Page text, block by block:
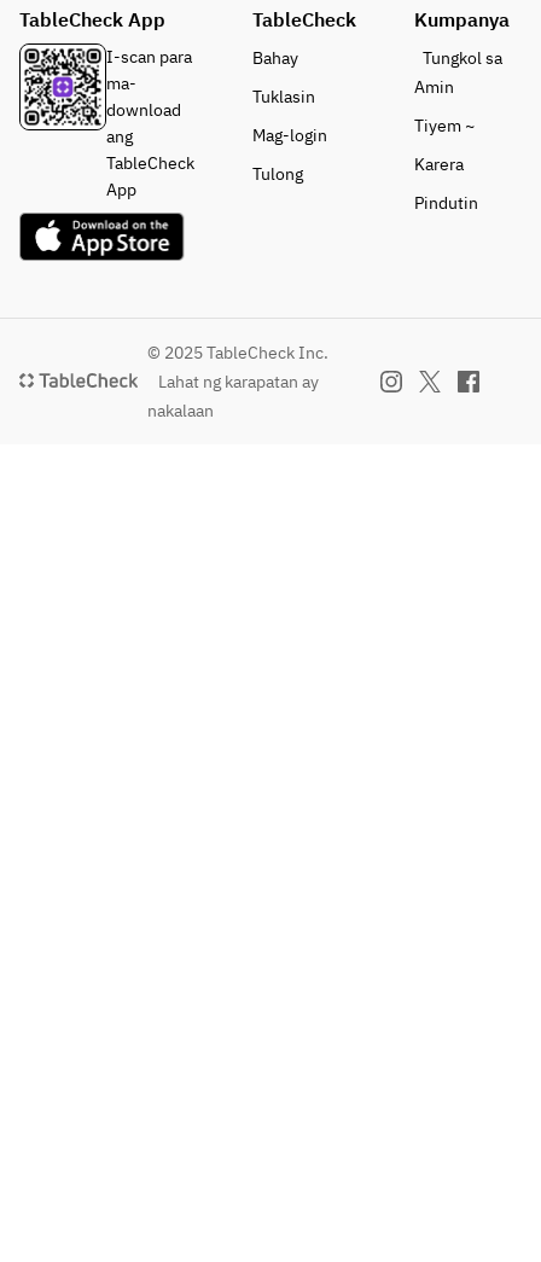
TableCheck App
I-scan para
ma-
download
ang
TableCheck
App
TableCheck
Bahay
Tuklasin
Mag-login
Tulong
Kumpanya
Tungkol sa
Amin
Tiyem ~
Karera
Pindutin
© 2025 TableCheck Inc.
Lahat ng karapatan ay
nakalaan